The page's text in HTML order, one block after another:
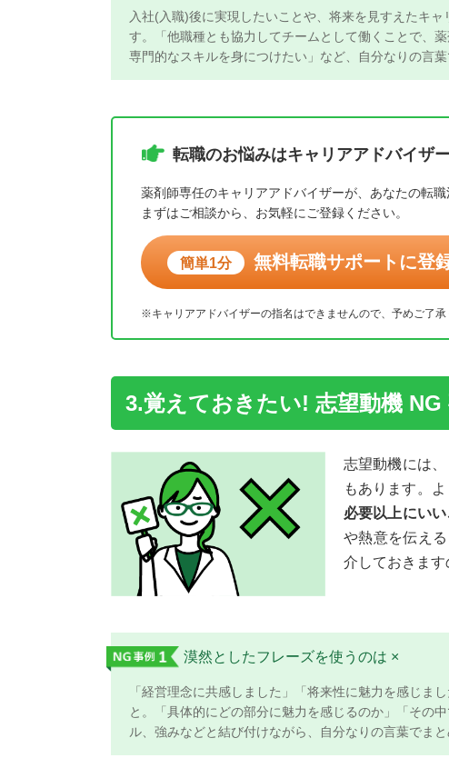
入社(入職)後に実現したいことや、将来を見すえたキ
す。「他職種とも協力してチームとして働くことで、
専門的なスキルを身につけたい」など、自分なりの言
転職のお悩みはキャリアアドバイザ
薬剤師専任のキャリアアドバイザーが、あなたの転職
まずはご相談から、お気軽にご登録ください。
簡単1分 無料転職サポートに登
※キャリアアドバイザーの指名はできませんので、予めご了承
3.覚えておきたい! 志望動機 NG
志望動機には
もあります。よ
必要以上にい
や熱意を伝え
介しておきます
漠然としたフレーズを使うのは ×
「経営理念に共感しました」「将来性に魅力を感じま
と。「具体的にどの部分に魅力を感じるのか」「その
ル、強みなどと結び付けながら、自分なりの言葉でまと